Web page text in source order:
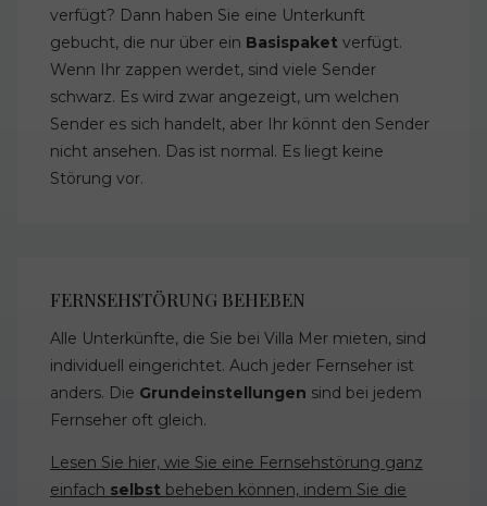
verfügt? Dann haben Sie eine Unterkunft
gebucht, die nur über ein Basispaket verfügt.
Wenn Ihr zappen werdet, sind viele Sender
schwarz. Es wird zwar angezeigt, um welchen
Sender es sich handelt, aber Ihr könnt den Sender
nicht ansehen. Das ist normal. Es liegt keine
Störung vor.
FERNSEHSTÖRUNG BEHEBEN
Alle Unterkünfte, die Sie bei Villa Mer mieten, sind
individuell eingerichtet. Auch jeder Fernseher ist
anders. Die Grundeinstellungen sind bei jedem
Fernseher oft gleich.
Lesen Sie hier, wie Sie eine Fernsehstörung ganz
einfach selbst beheben können, indem Sie die